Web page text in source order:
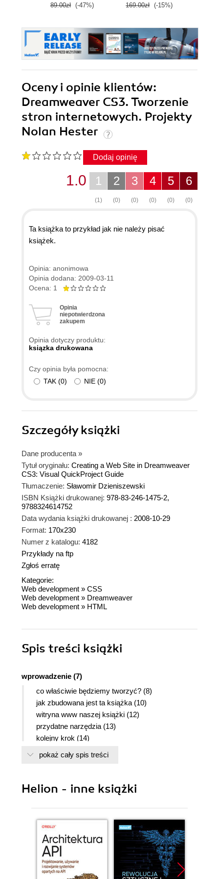
89.00zł (-47%) 169.00zł (-15%)
Oceny i opinie klientów:
Dreamweaver CS3. Tworzenie
stron internetowych. Projekty
Nolan Hester
Dodaj opinię
6
(0)
5
(0)
4
(0)
3
(0)
2
(0)
1
(1)
1.0
Ta książka to przykład jak nie należy pisać
książek.
Opinia: anonimowa
Opinia dodana: 2009-03-11
Ocena: 1
Opinia
niepotwierdzona
zakupem
Opinia dotyczy produktu:
ksiązka drukowana
Czy opinia była pomocna:
TAK (0) NIE (0)
Szczegółyksiążki
Dane producenta »
Tytuł oryginału: Creating a Web Site in Dreamweaver
CS3: Visual QuickProject Guide
Tłumaczenie: Sławomir Dzieniszewski
ISBN Książki drukowanej: 978-83-246-1475-2,
9788324614752
Data wydania książki drukowanej : 2008-10-29
Format: 170x230
Numer z katalogu: 4182
Przykłady na ftp
Zgłoś erratę
Kategorie:
Web development » CSS
Web development » Dreamweaver
Web development » HTML
Spis treści książki
wprowadzenie (7)
co właściwie będziemy tworzyć? (8)
jak zbudowana jest ta książka (10)
witryna www naszej książki (12)
przydatne narzędzia (13)
kolejny krok (14)
1. wprowadzenie do dreamweavera (15)
informacje dodatkowe (23)
2. tworzenie prostej witryny (25)
tworzenie strony głównej (26)
dodawanie tekstu (29)
wstawianie znacznika obrazka (31)
tworzenie nagłówków (33)
tworzenie list (35)
pokaż cały spis treści
Helion - inne książki